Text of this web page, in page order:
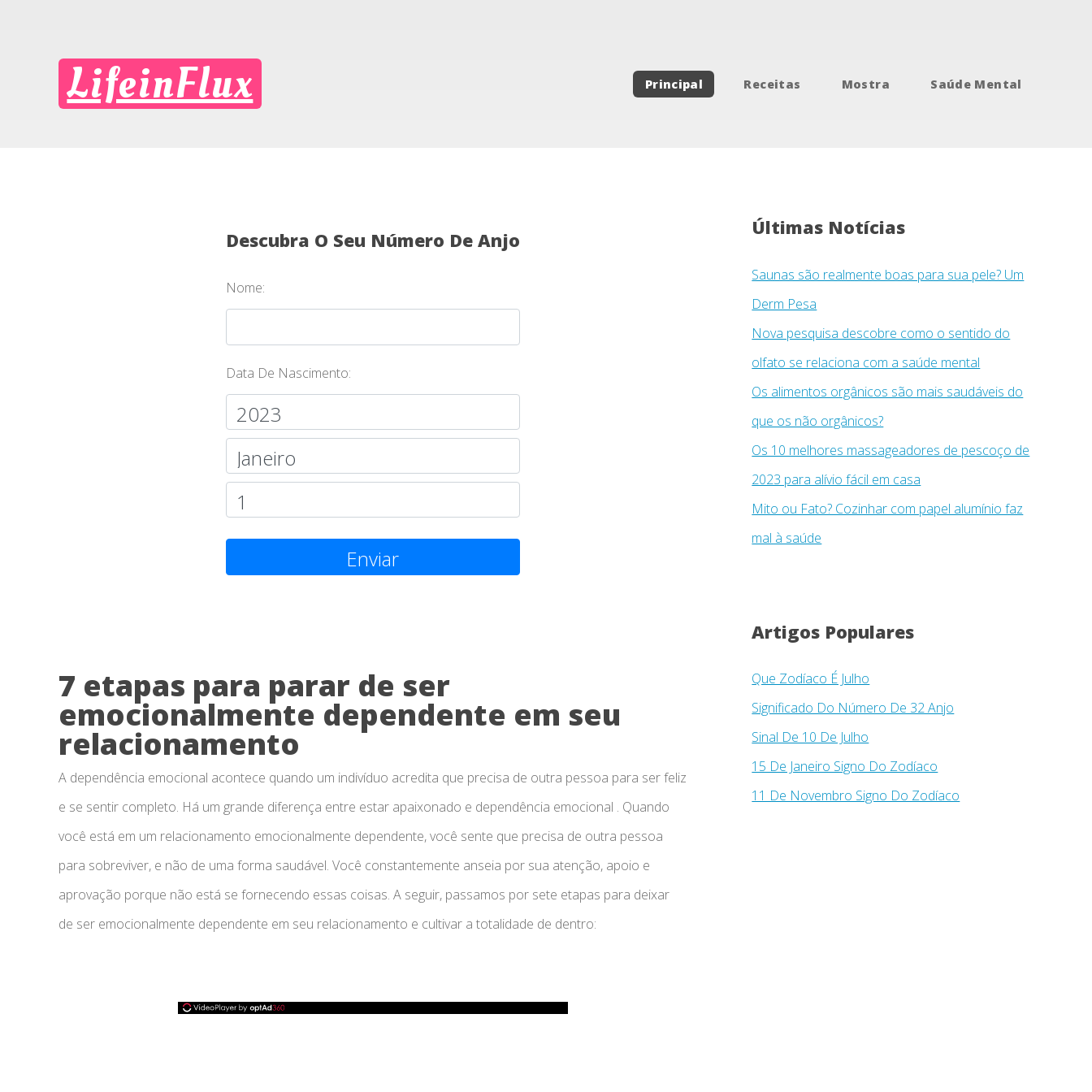
LifeinFlux Principal Receitas Mostra Saúde Mental
Descubra O Seu Número De Anjo
Nome:
Data De Nascimento:
Enviar
7 etapas para parar de ser
emocionalmente dependente em seu
relacionamento
A dependência emocional acontece quando um indivíduo acredita que precisa de outra pessoa para ser feliz
e se sentir completo. Há um grande diferença entre estar apaixonado e dependência emocional . Quando
você está em um relacionamento emocionalmente dependente, você sente que precisa de outra pessoa
para sobreviver, e não de uma forma saudável. Você constantemente anseia por sua atenção, apoio e
aprovação porque não está se fornecendo essas coisas. A seguir, passamos por sete etapas para deixar
de ser emocionalmente dependente em seu relacionamento e cultivar a totalidade de dentro:
Últimas Notícias
Saunas são realmente boas para sua pele? Um
Derm Pesa
Nova pesquisa descobre como o sentido do
olfato se relaciona com a saúde mental
Os alimentos orgânicos são mais saudáveis ​​do
que os não orgânicos?
Os 10 melhores massageadores de pescoço de
2023 para alívio fácil em casa
Mito ou Fato? Cozinhar com papel alumínio faz
mal à saúde
Artigos Populares
Que Zodíaco É Julho
Significado Do Número De 32 Anjo
Sinal De 10 De Julho
15 De Janeiro Signo Do Zodíaco
11 De Novembro Signo Do Zodíaco